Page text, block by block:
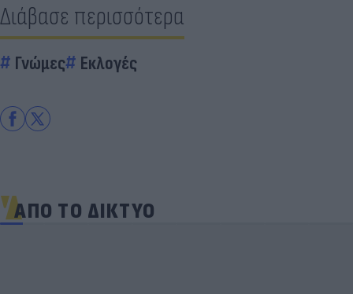
Διάβασε περισσότερα
Γνώμες Εκλογές
ΑΠΟ ΤΟ ΔΙΚΤΥΟ